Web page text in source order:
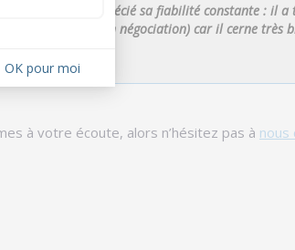
apprécié sa fiabilité constante : il
(par exemple en négociation) car il cerne très
à votre écoute, alors n’hésitez pas à nous